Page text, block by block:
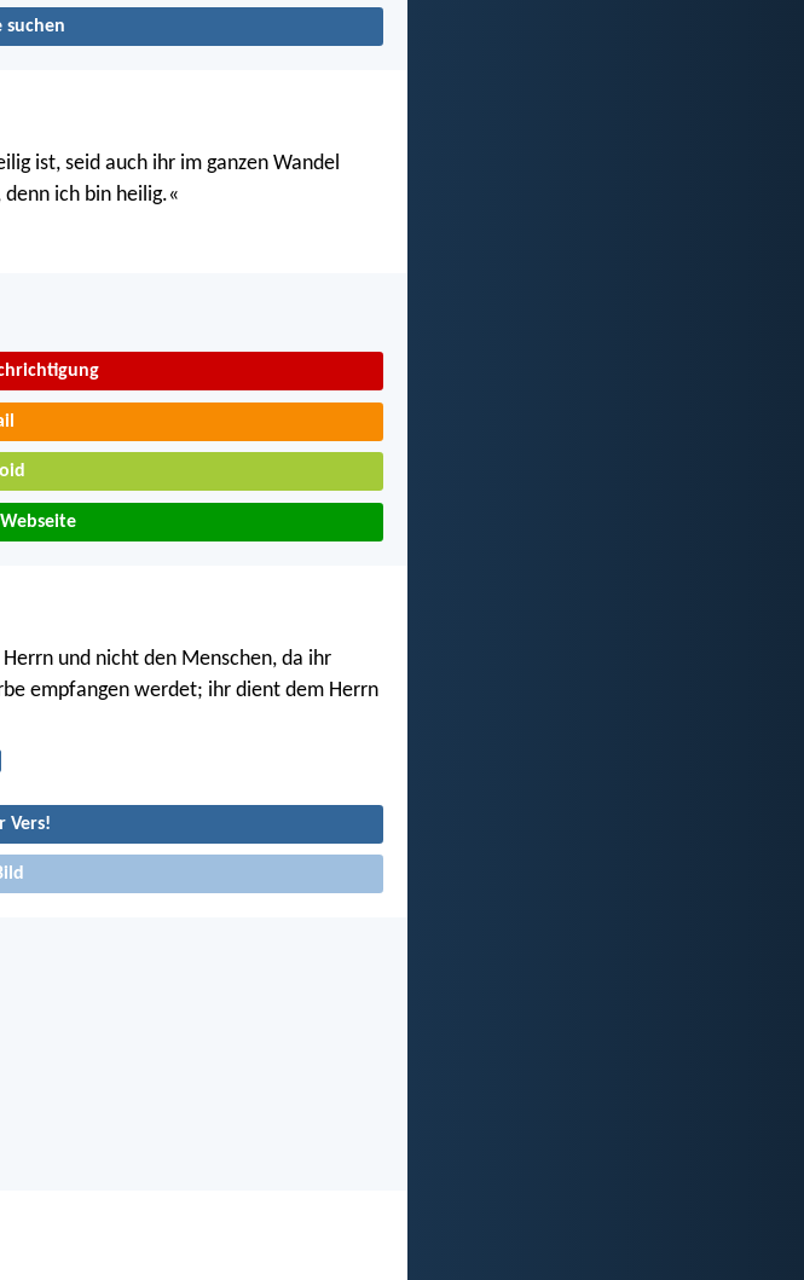
suchen
ist, seid auch ihr im ganzen Wandel
ich bin heilig.«
und nicht den Menschen, da ihr
empfangen werdet; ihr dient dem Herrn
Vers!